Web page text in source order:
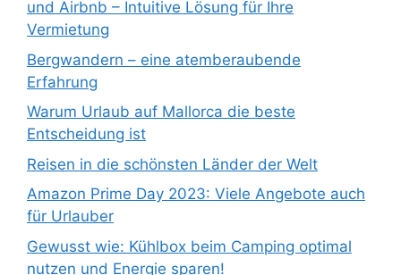
und Airbnb – Intuitive Lösung für Ihre
Vermietung
Bergwandern – eine atemberaubende
Erfahrung
Warum Urlaub auf Mallorca die beste
Entscheidung ist
Reisen in die schönsten Länder der Welt
Amazon Prime Day 2023: Viele Angebote auch
für Urlauber
Gewusst wie: Kühlbox beim Camping optimal
nutzen und Energie sparen!